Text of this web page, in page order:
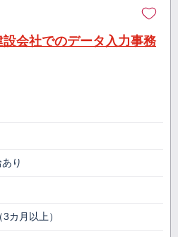
設会社でのデータ入力事務
り
カ月以上）